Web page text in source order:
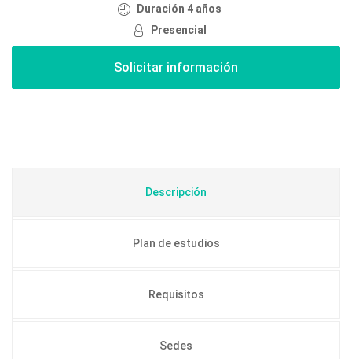
Duración 4 años
Presencial
Descripción
Plan de estudios
Requisitos
Sedes